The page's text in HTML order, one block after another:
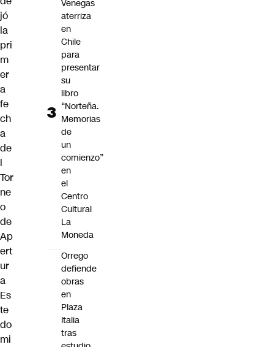
jó
la
pri
m
er
a
fe
ch
a
de
l
Tor
ne
o
de
Ap
ert
ur
a
Es
te
do
mi
Venegas
aterriza
en
Chile
para
presentar
su
libro
“Norteña.
Memorias
de
un
comienzo”
en
el
Centro
Cultural
La
Moneda
Orrego
defiende
obras
en
Plaza
Italia
tras